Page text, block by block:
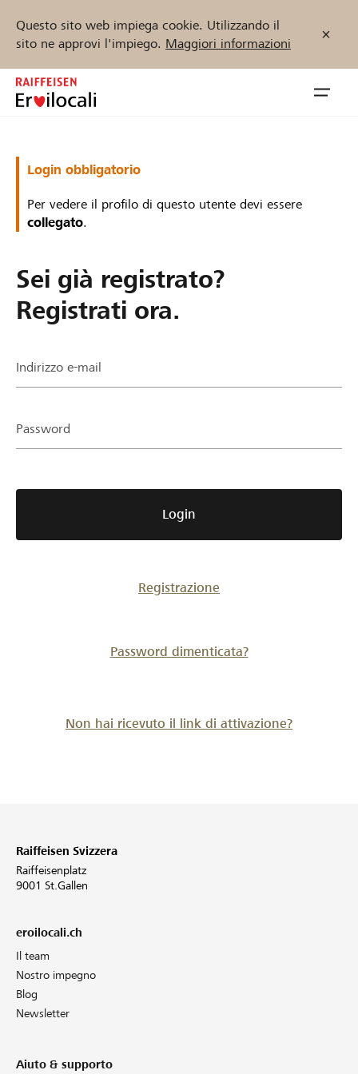
Questo sito web impiega cookie. Utilizzando il
sito ne approvi l'impiego. Maggiori informazioni
Zum
Inhalt
Sostenere
Aiuto & supporto
Partner / Banche Raiffeisen
Login obbligatorio
Per vedere il profilo di questo utente devi essere
collegato.
Sei già registrato?
Registrati ora.
Indirizzo e-mail
Password
Login
Registrazione
Password dimenticata?
Non hai ricevuto il link di attivazione?
Raiffeisen Svizzera
Raiffeisenplatz
9001 St.Gallen
eroilocali.ch
Il team
Nostro impegno
Blog
Newsletter
Aiuto & supporto